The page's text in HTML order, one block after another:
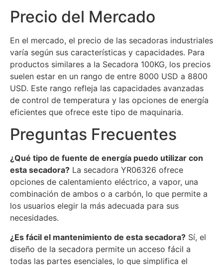
Precio del Mercado
En el mercado, el precio de las secadoras industriales
varía según sus características y capacidades. Para
productos similares a la Secadora 100KG, los precios
suelen estar en un rango de entre 8000 USD a 8800
USD. Este rango refleja las capacidades avanzadas
de control de temperatura y las opciones de energía
eficientes que ofrece este tipo de maquinaria.
Preguntas Frecuentes
¿Qué tipo de fuente de energía puedo utilizar con
esta secadora? La secadora YR06326 ofrece
opciones de calentamiento eléctrico, a vapor, una
combinación de ambos o a carbón, lo que permite a
los usuarios elegir la más adecuada para sus
necesidades.
¿Es fácil el mantenimiento de esta secadora? Sí, el
diseño de la secadora permite un acceso fácil a
todas las partes esenciales, lo que simplifica el